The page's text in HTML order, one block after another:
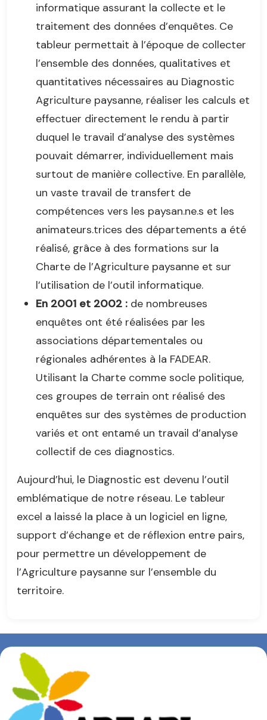
informatique assurant la collecte et le
traitement des données d’enquêtes. Ce
tableur permettait à l’époque de collecter
l’ensemble des données, qualitatives et
quantitatives nécessaires au Diagnostic
Agriculture paysanne, réaliser les calculs et
effectuer directement le rendu à partir
duquel le travail d’analyse des systèmes
pouvait démarrer, individuellement mais
surtout de manière collective. En parallèle,
un vaste travail de transfert de
compétences vers les paysan.ne.s et les
animateurs.trices des départements a été
réalisé, grâce à des formations sur la
Charte de l’Agriculture paysanne et sur
l’utilisation de l’outil informatique.
En 2001 et 2002 : de nombreuses
enquêtes ont été réalisées par les
associations départementales ou
régionales adhérentes à la FADEAR.
Utilisant la Charte comme socle politique,
ces groupes de terrain ont réalisé des
enquêtes sur des systèmes de production
variés et ont entamé un travail d’analyse
collectif de ces diagnostics.
Aujourd’hui, le Diagnostic est devenu l’outil
emblématique de notre réseau. Le tableur
excel a laissé la place à un logiciel en ligne,
support d’échange et de réflexion entre pairs,
pour permettre un développement de
l’Agriculture paysanne sur l’ensemble du
territoire.